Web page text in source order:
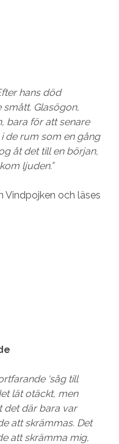
hans död
Glasögon,
bara för att senare
de rum som en gång
åt det till en början,
ljuden.”
Vindpojken och läses
‘såg till
lät otäckt, men
det där bara var
att skrämmas. Det
att skrämma mig,